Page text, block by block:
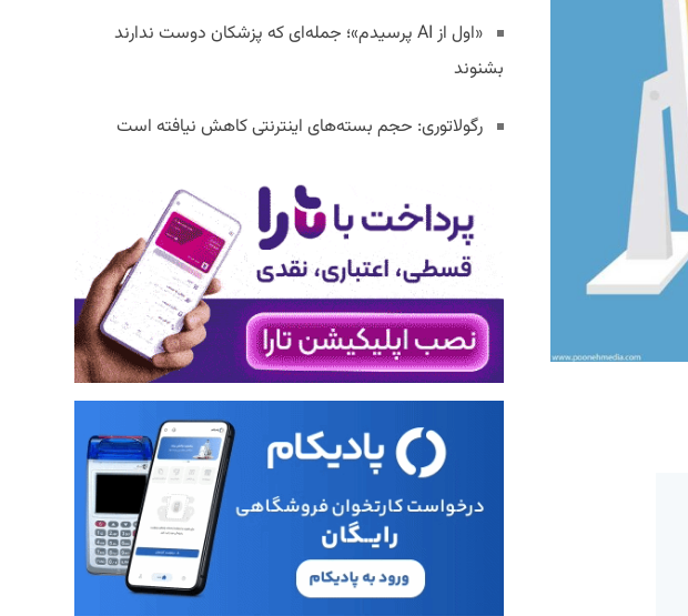
«اول از AI پرسیدم»؛ جمله‌ای که پزشکان دوست ندارند
بشنوند
رگولاتوری: حجم بسته‌های اینترنتی کاهش نیافته است